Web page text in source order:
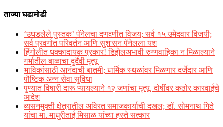
ताज्या घडामोडी
‘उघडलेले पुस्तक’ पॅनेलचा दणदणीत विजय; सर्व १५ उमेदवार विजयी;
सर्व प्रवर्गांत परिवर्तन आणि सुशासन पॅनेलला यश
हिंगोलीत धक्कादायक प्रकार! डिझेलअभावी रुग्णवाहिका न मिळाल्याने
गर्भातील बाळाचा दुर्दैवी मृत्यू
भाविकांसाठी आनंदाची बातमी; धार्मिक स्थळांवर मिळणार दर्जेदार आणि
पौष्टिक अन्न सेवा सुविधा
पुण्यात विषारी दारू प्यायल्याने १२ जणांचा मृत्यू, दोषींवर कठोर कारवाईचे
आदेश
व्यसनमुक्ती क्षेत्रातील अविरत समाजकार्याची दखल; डॉ. सोमनाथ गिते
यांचा मा. माधुरीताई मिसाळ यांच्या हस्ते सत्कार